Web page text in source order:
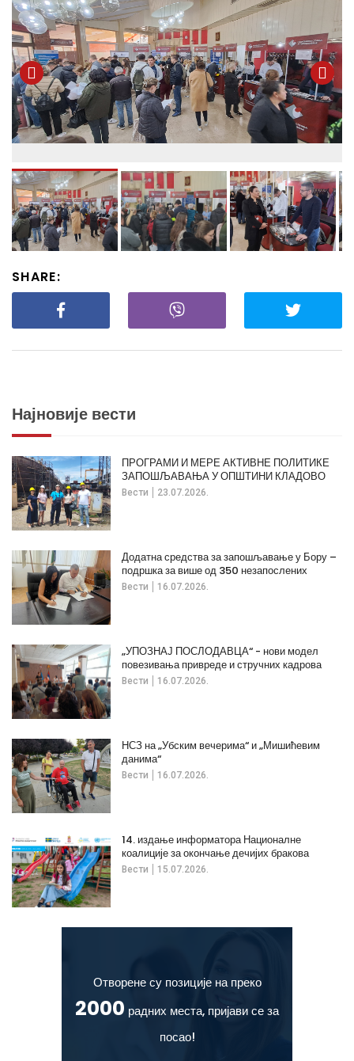
SHARE:
Најновије вести
Вести 23.07.2026.
ПРОГРАМИ И МЕРЕ АКТИВНЕ ПОЛИТИКЕ
ЗАПОШЉАВАЊА У ОПШТИНИ КЛАДОВО
Вести 16.07.2026.
Додатна средства за запошљавање у Бору –
подршка за више од 350 незапослених
Вести 16.07.2026.
„УПОЗНАЈ ПОСЛОДАВЦА“ - нови модел
повезивања привреде и стручних кадрова
Вести 16.07.2026.
НСЗ на „Убским вечерима“ и „Мишићевим
данима“
Вести 15.07.2026.
14. издање информатора Националне
коалиције за окончање дечијих бракова
Отворене су позиције на преко
2000 радних места, пријави се за
посао!